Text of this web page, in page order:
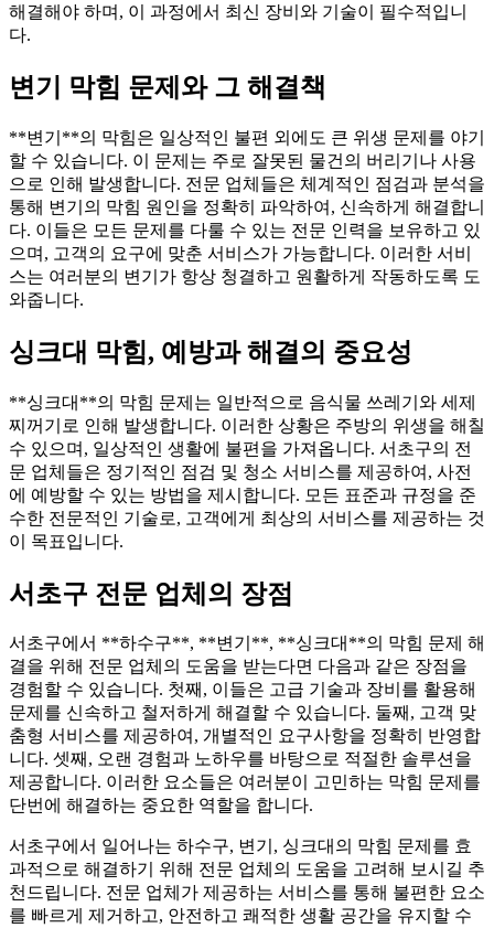
해결해야 하며, 이 과정에서 최신 장비와 기술이 필수적입니
다.
변기 막힘 문제와 그 해결책
**변기**의 막힘은 일상적인 불편 외에도 큰 위생 문제를 야기
할 수 있습니다. 이 문제는 주로 잘못된 물건의 버리기나 사용
으로 인해 발생합니다. 전문 업체들은 체계적인 점검과 분석을
통해 변기의 막힘 원인을 정확히 파악하여, 신속하게 해결합니
다. 이들은 모든 문제를 다룰 수 있는 전문 인력을 보유하고 있
으며, 고객의 요구에 맞춘 서비스가 가능합니다. 이러한 서비
스는 여러분의 변기가 항상 청결하고 원활하게 작동하도록 도
와줍니다.
싱크대 막힘, 예방과 해결의 중요성
**싱크대**의 막힘 문제는 일반적으로 음식물 쓰레기와 세제
찌꺼기로 인해 발생합니다. 이러한 상황은 주방의 위생을 해칠
수 있으며, 일상적인 생활에 불편을 가져옵니다. 서초구의 전
문 업체들은 정기적인 점검 및 청소 서비스를 제공하여, 사전
에 예방할 수 있는 방법을 제시합니다. 모든 표준과 규정을 준
수한 전문적인 기술로, 고객에게 최상의 서비스를 제공하는 것
이 목표입니다.
서초구 전문 업체의 장점
서초구에서 **하수구**, **변기**, **싱크대**의 막힘 문제 해
결을 위해 전문 업체의 도움을 받는다면 다음과 같은 장점을
경험할 수 있습니다. 첫째, 이들은 고급 기술과 장비를 활용해
문제를 신속하고 철저하게 해결할 수 있습니다. 둘째, 고객 맞
춤형 서비스를 제공하여, 개별적인 요구사항을 정확히 반영합
니다. 셋째, 오랜 경험과 노하우를 바탕으로 적절한 솔루션을
제공합니다. 이러한 요소들은 여러분이 고민하는 막힘 문제를
단번에 해결하는 중요한 역할을 합니다.
서초구에서 일어나는 하수구, 변기, 싱크대의 막힘 문제를 효
과적으로 해결하기 위해 전문 업체의 도움을 고려해 보시길 추
천드립니다. 전문 업체가 제공하는 서비스를 통해 불편한 요소
를 빠르게 제거하고, 안전하고 쾌적한 생활 공간을 유지할 수